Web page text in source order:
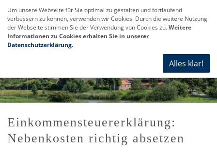
Einkommensteuererklärung:
Nebenkosten richtig absetzen
Um unsere Webseite für Sie optimal zu gestalten und fortlaufend
verbessern zu können, verwenden wir Cookies. Durch die weitere Nutzung
der Webseite stimmen Sie der Verwendung von Cookies zu.Weitere
Informationen zu Cookies erhalten Sie in unserer
Datenschutzerklärung.
Alles klar!